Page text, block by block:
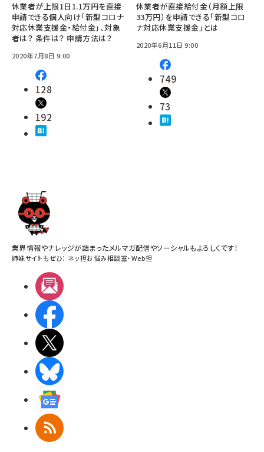
休業者が上限1日1.1万円を直接
申請できる個人向け「新型コロナ
対応休業支援金・給付金」、対象
者は？ 条件は？ 申請方法は？
2020年7月8日 9:00
128
192
休業者が直接給付金（月額上限
33万円）を申請できる「新型コロ
ナ対応休業支援金」とは
2020年6月11日 9:00
749
73
業界情報やナレッジが詰まったメルマガ配信やソーシャルもよろしくです！
姉妹サイトもぜひ： ネッ担お悩み相談室・Web担
RSS